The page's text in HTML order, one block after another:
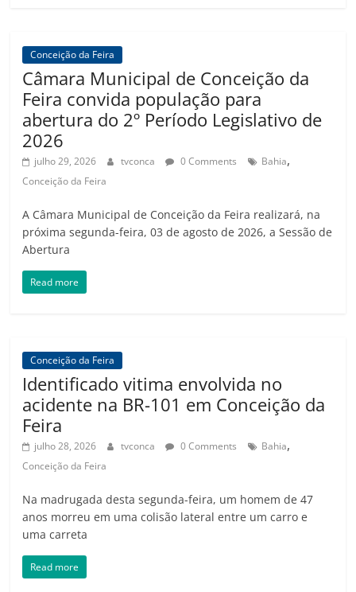
Conceição da Feira
Câmara Municipal de Conceição da
Feira convida população para
abertura do 2º Período Legislativo de
2026
julho 29, 2026 tvconca 0 Comments Bahia,
Conceição da Feira
A Câmara Municipal de Conceição da Feira realizará, na
próxima segunda-feira, 03 de agosto de 2026, a Sessão de
Abertura
Read more
Conceição da Feira
Identificado vitima envolvida no
acidente na BR-101 em Conceição da
Feira
julho 28, 2026 tvconca 0 Comments Bahia,
Conceição da Feira
Na madrugada desta segunda-feira, um homem de 47
anos morreu em uma colisão lateral entre um carro e
uma carreta
Read more